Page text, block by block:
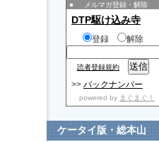
メルマガ登録・解除
DTP駆け込み寺
登録 解除
読者登録規約
>> バックナンバー
powered by まぐまぐ！
ケータイ版・総本山